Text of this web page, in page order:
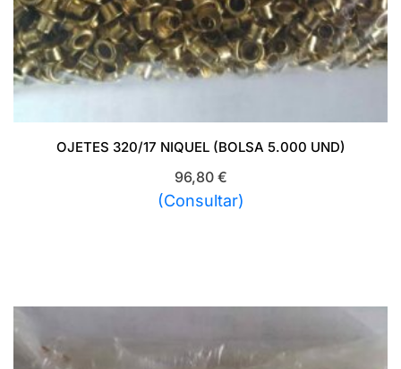
OJETES 320/17 NIQUEL (BOLSA 5.000 UND)
96,80 €
(Consultar)